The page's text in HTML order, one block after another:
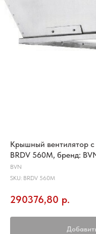
Крышный вентилятор
BRDV 560M, бренд:
BVN
SKU: BRDV 560M
290376,80 р.